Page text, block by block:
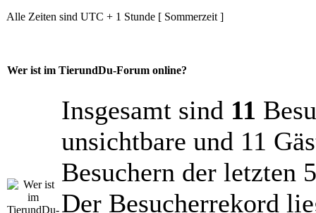
Alle Zeiten sind UTC + 1 Stunde [ Sommerzeit ]
Wer ist im TierundDu-Forum online?
Insgesamt sind 11
unsichtbare und 11
Besuchern der letzten
Der Besucherrekord